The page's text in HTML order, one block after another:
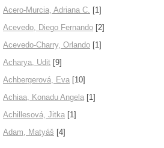
Acero-Murcia, Adriana C. [1]
Acevedo, Diego Fernando [2]
Acevedo-Charry, Orlando [1]
Acharya, Udit [9]
Achbergerová, Eva [10]
Achiaa, Konadu Angela [1]
Achillesová, Jitka [1]
Adam, Matyáš [4]